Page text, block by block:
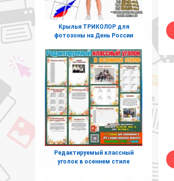
Крылья ТРИКОЛОР для
фотозоны на День России
Редактируемый классный
уголок в осеннем стиле